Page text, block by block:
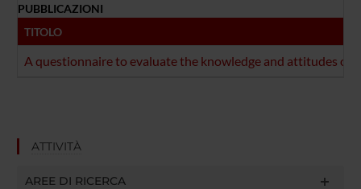
PUBBLICAZIONI
TITOLO
A questionnaire to evaluate the knowledge and attitudes of
ATTIVITÀ
AREE DI RICERCA